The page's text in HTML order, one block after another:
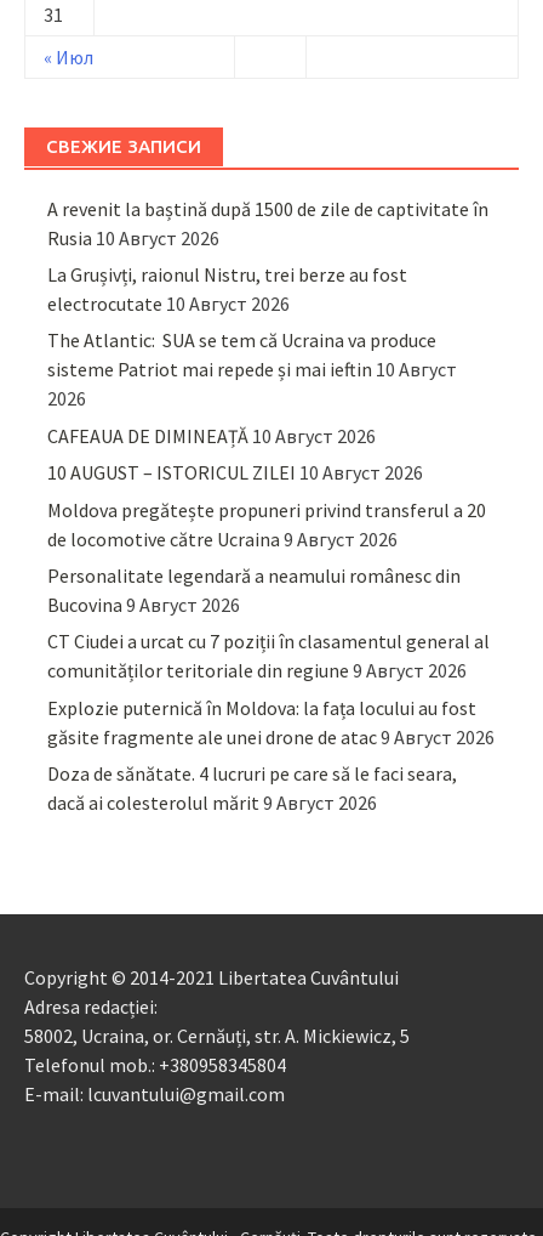
« Июл
31
СВЕЖИЕ ЗАПИСИ
A revenit la baștină după 1500 de zile de captivitate în
Rusia 10 Август 2026
La Grușivți, raionul Nistru, trei berze au fost
electrocutate 10 Август 2026
The Atlantic: SUA se tem că Ucraina va produce
sisteme Patriot mai repede și mai ieftin 10 Август
2026
CAFEAUA DE DIMINEAȚĂ 10 Август 2026
10 AUGUST – ISTORICUL ZILEI 10 Август 2026
Moldova pregătește propuneri privind transferul a 20
de locomotive către Ucraina 9 Август 2026
Personalitate legendară a neamului românesc din
Bucovina 9 Август 2026
CT Ciudei a urcat cu 7 poziții în clasamentul general al
comunităților teritoriale din regiune 9 Август 2026
Explozie puternică în Moldova: la fața locului au fost
găsite fragmente ale unei drone de atac9 Август 2026
Doza de sănătate. 4 lucruri pe care să le faci seara,
dacă ai colesterolul mărit9 Август 2026
Copyright © 2014-2021 Libertatea Cuvântului
Adresa redacției:
58002, Ucraina, or. Cernăuți, str. A. Mickiewicz, 5
Telefonul mob.: +380958345804
E-mail: lcuvantului@gmail.com